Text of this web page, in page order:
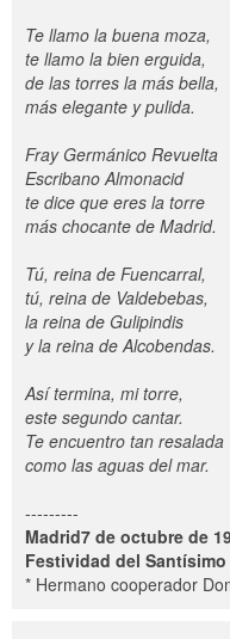
Te llamo la buena moza,
te llamo la bien erguida,
de las torres la más bella,
más elegante y pulida.
Fray Germánico Revuelta
Escribano Almonacid
te dice que eres la torre
más chocante de Madrid.
Tú, reina de Fuencarral,
tú, reina de Valdebebas,
la reina de Gulipindis
y la reina de Alcobendas.
Así termina, mi torre,
este segundo cantar.
Te encuentro tan resalada
como las aguas del mar.
---------
Madrid7 de octubre de
Festividad del
* Hermano cooperador